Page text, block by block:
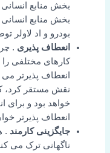
بخش منابع
بخش منابع
بودرو و اد لاولر
انعطاف پذیری .
کارهای مختلفی را
انعطاف پذیرتر می
نقش مستقر کرد،
خواهد بود و برای
انعطاف پذیرتر
جایگزینی کارمند .
ناگهانی ترک می